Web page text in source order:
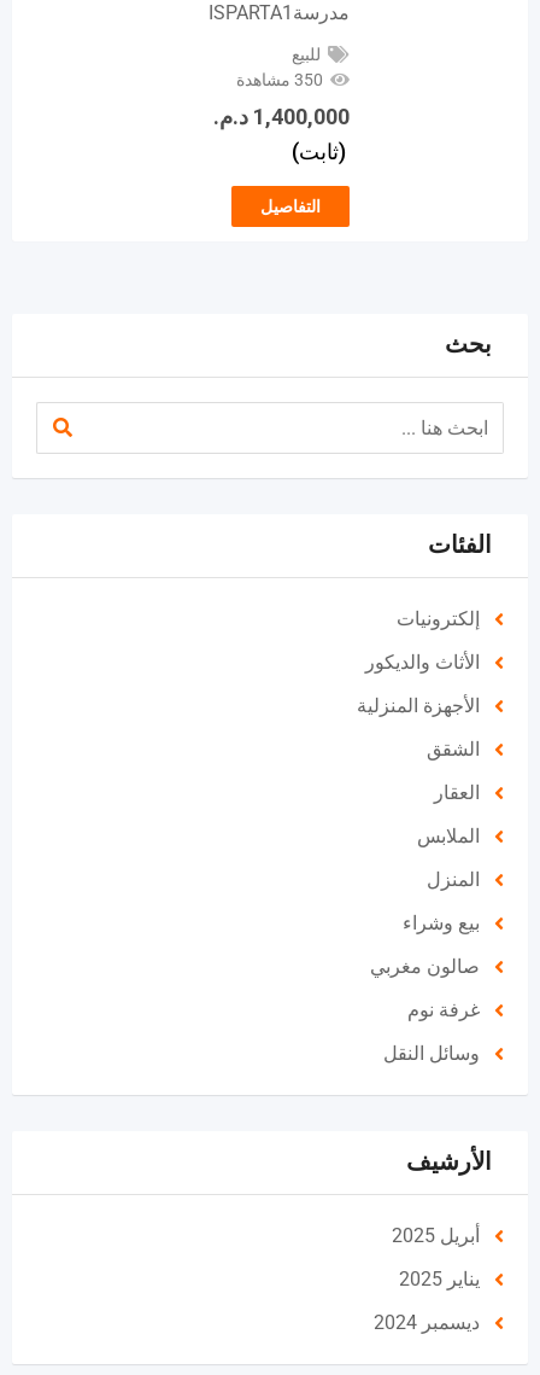
مدرسةISPARTA1
للبيع
350 مشاهدة
1,400,000 د.م.
(ثابت)
التفاصيل
بحث
الفئات
إلكترونيات
الأثاث والديكور
الأجهزة المنزلية
الشقق
العقار
الملابس
المنزل
بيع وشراء
صالون مغربي
غرفة نوم
وسائل النقل
الأرشيف
أبريل 2025
يناير 2025
ديسمبر 2024